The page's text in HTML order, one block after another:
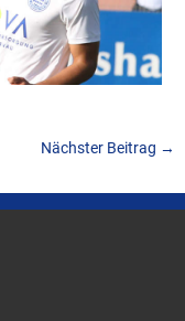
Nächster Beitrag →